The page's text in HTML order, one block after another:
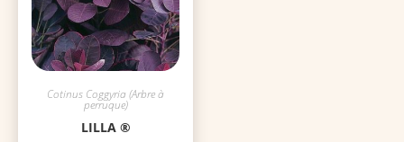
Cotinus Coggyria (Arbre à
perruque)
LILLA ®